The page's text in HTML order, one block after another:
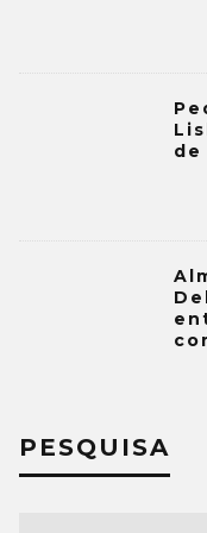
de
PESQUISA